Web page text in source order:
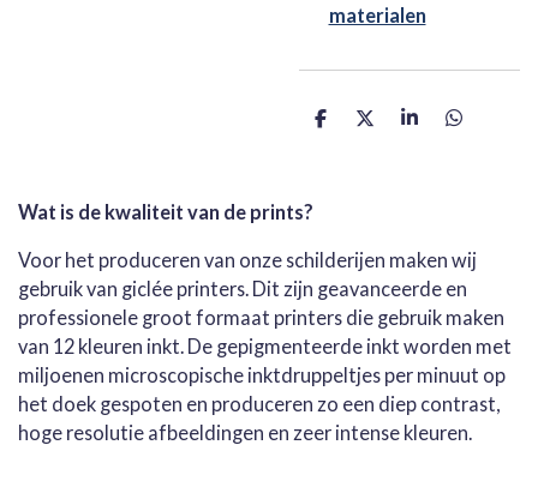
materialen
D
D
S
D
Wat is de kwaliteit van de prints?
Voor het produceren van onze schilderijen maken wij
gebruik van giclée printers. Dit zijn geavanceerde en
professionele groot formaat printers die gebruik maken
van 12 kleuren inkt. De gepigmenteerde inkt worden met
miljoenen microscopische inktdruppeltjes per minuut op
het doek gespoten en produceren zo een diep contrast,
hoge resolutie afbeeldingen en zeer intense kleuren.